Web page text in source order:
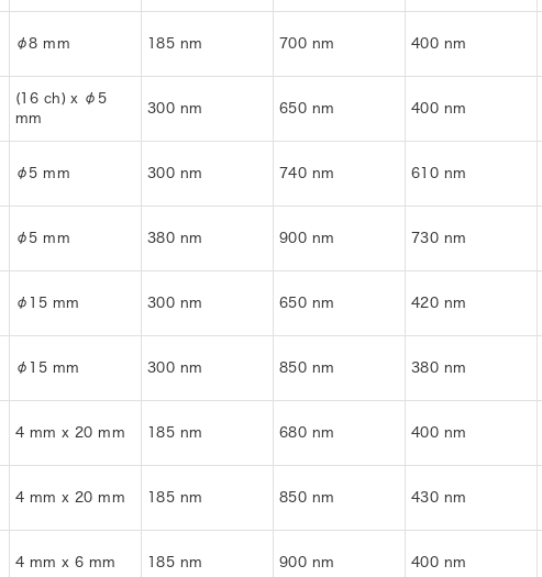
φ8 mm 185 nm 700 nm 400 nm
(16 ch) x φ5
mm
300 nm 650 nm 400 nm
φ5 mm 300 nm 740 nm 610 nm
φ5 mm 380 nm 900 nm 730 nm
φ15 mm 300 nm 650 nm 420 nm
φ15 mm 300 nm 850 nm 380 nm
4 mm x 20 mm 185 nm 680 nm 400 nm
4 mm x 20 mm 185 nm 850 nm 430 nm
4 mm x 6 mm 185 nm 900 nm 400 nm